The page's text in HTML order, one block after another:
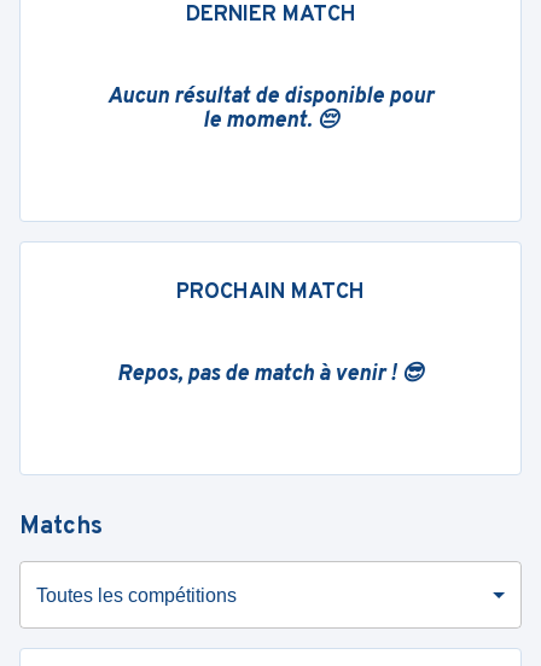
DERNIER MATCH
Aucun résultat de disponible pour
le moment. 😔
PROCHAIN MATCH
Repos, pas de match à venir ! 😎
Matchs
Toutes les compétitions